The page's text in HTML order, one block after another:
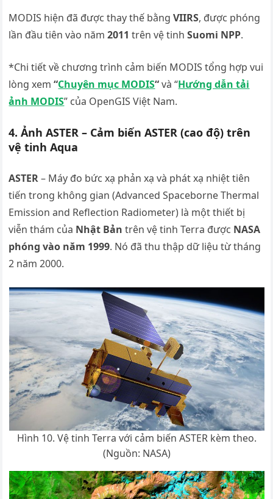
MODIS hiện đã được thay thế bằngVIIRS, được phóng
lần đầu tiên vào năm2011trên vệ tinhSuomi NPP.
*Chi tiết về chương trình cảm biến MODIS tổng hợp vui
lòng xem“Chuyên mục MODIS“và “Hướng dẫn tải
ảnh MODIS” của OpenGIS Việt Nam.
4. Ảnh ASTER – Cảm biến ASTER (cao độ) trên
vệ tinh Aqua
ASTER– Máy đo bức xạ phản xạ và phát xạ nhiệt tiên
tiến trong không gian (Advanced Spaceborne Thermal
Emission and Reflection Radiometer) là một thiết bị
viễn thám của Nhật Bản trên vệ tinh Terra được NASA
phóng vào năm 1999. Nó đã thu thập dữ liệu từ tháng
2 năm 2000.
Hình 10. Vệ tinh Terra với cảm biến ASTER kèm theo.
(Nguồn: NASA)